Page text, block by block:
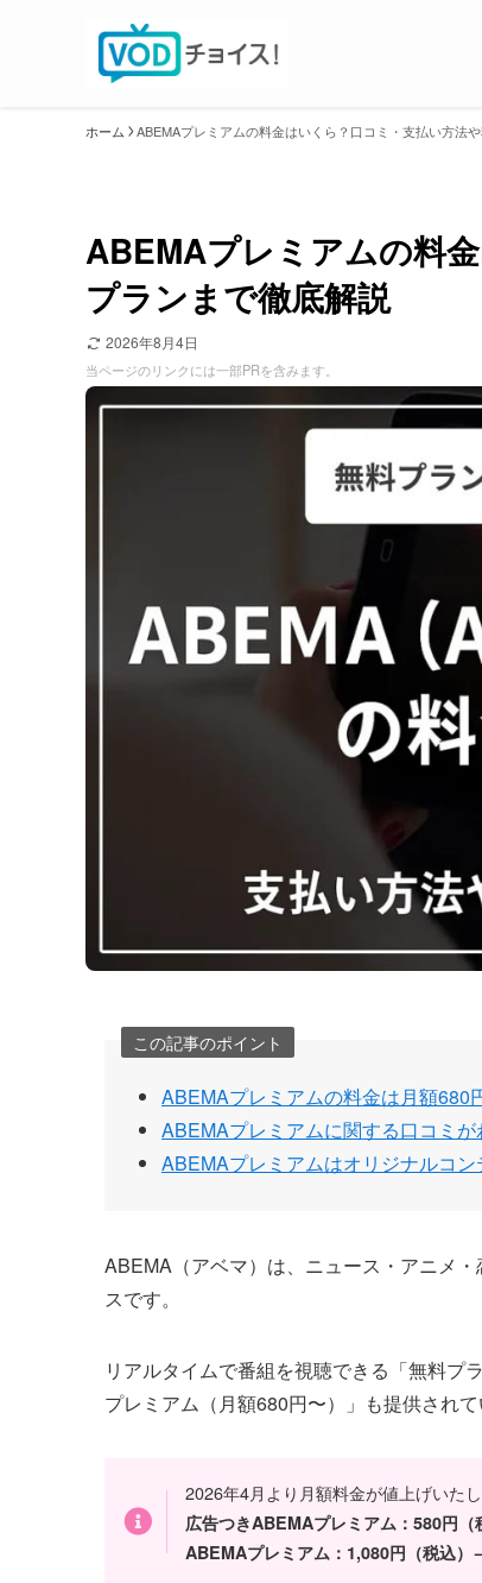
ホーム ABEMAプレミアムの料金はいくら？口コミ・支払い方法
ABEMAプレミアムの料
プランまで徹底解説
2026年8月4日
当ページのリンクには一部PRを含みます。
この記事のポイント
ABEMAプレミアムの料金は月額680
ABEMAプレミアムに関する口コミが
ABEMAプレミアムはオリジナルコ
ABEMA（アベマ）は、ニュース・アニメ
スです。
リアルタイムで番組を視聴できる「無料プ
プレミアム（月額680円〜）」も提供されて
2026年4月より月額料金が値上げいたし
広告つきABEMAプレミアム：580円（
ABEMAプレミアム：1,080円（税込）